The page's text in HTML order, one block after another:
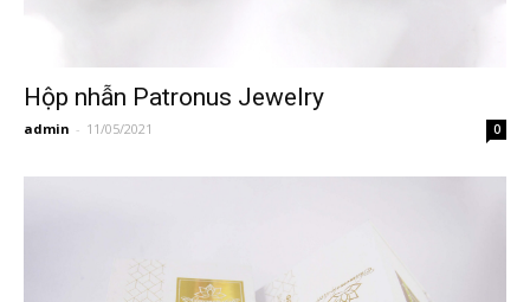
Hộp nhẫn Patronus Jewelry
admin - 11/05/2021 0